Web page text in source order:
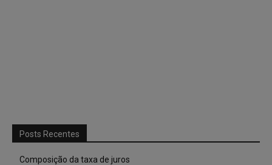
Posts Recentes
Composição da taxa de juros